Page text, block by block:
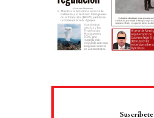
Suscríbete